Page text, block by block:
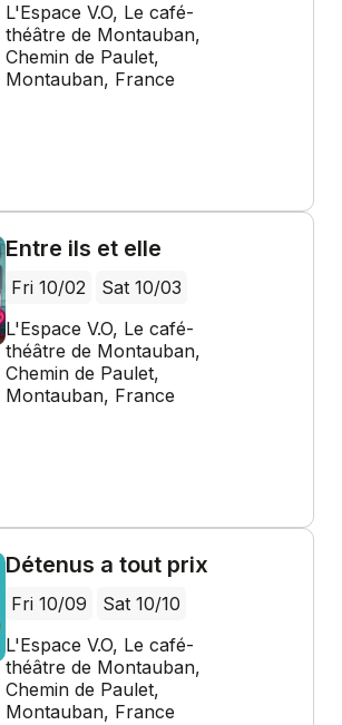
L'Espace V.O, Le café-
théâtre de Montauban,
Chemin de Paulet,
Montauban, France
Entre ils et elle
Fri 10/02
Sat 10/03
L'Espace V.O, Le café-
théâtre de Montauban,
Chemin de Paulet,
Montauban, France
Détenus a tout prix
Fri 10/09
Sat 10/10
L'Espace V.O, Le café-
théâtre de Montauban,
Chemin de Paulet,
Montauban, France